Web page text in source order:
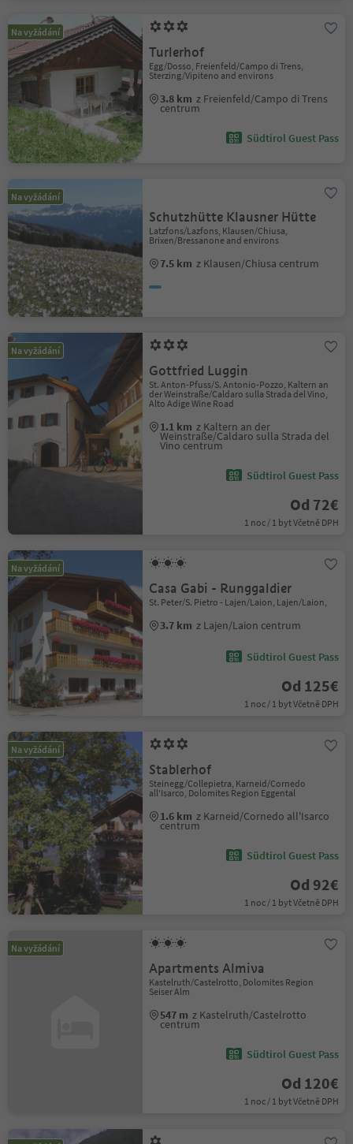
Na vyžádání
Turlerhof
Egg/Dosso, Freienfeld/Campo di Trens,
Sterzing/Vipiteno and environs
3.8 km z Freienfeld/Campo di Trens
centrum
Südtirol Guest Pass
Na vyžádání
Schutzhütte Klausner Hütte
Latzfons/Lazfons, Klausen/Chiusa,
Brixen/Bressanone and environs
7.5 km z Klausen/Chiusa centrum
Na vyžádání
Gottfried Luggin
St. Anton-Pfuss/S. Antonio-Pozzo, Kaltern an
der Weinstraße/Caldaro sulla Strada del Vino,
Alto Adige Wine Road
1.1 km z Kaltern an der
Weinstraße/Caldaro sulla Strada del
Vino centrum
Südtirol Guest Pass
Od 72€
1 noc / 1 byt Včetně DPH
Na vyžádání
Casa Gabi - Runggaldier
St. Peter/S. Pietro - Lajen/Laion, Lajen/Laion,
3.7 km z Lajen/Laion centrum
Südtirol Guest Pass
Od 125€
1 noc / 1 byt Včetně DPH
Na vyžádání
Stablerhof
Steinegg/Collepietra, Karneid/Cornedo
all'Isarco, Dolomites Region Eggental
1.6 km z Karneid/Cornedo all'Isarco
centrum
Südtirol Guest Pass
Od 92€
1 noc / 1 byt Včetně DPH
Na vyžádání
Apartments Almiva
Kastelruth/Castelrotto, Dolomites Region
Seiser Alm
547 m z Kastelruth/Castelrotto
centrum
Südtirol Guest Pass
Od 120€
1 noc / 1 byt Včetně DPH